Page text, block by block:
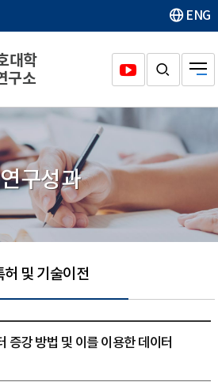
ENG
대학
구소
연구성과
허 및 기술이전
증강 방법 및 이를 이용한 데이터